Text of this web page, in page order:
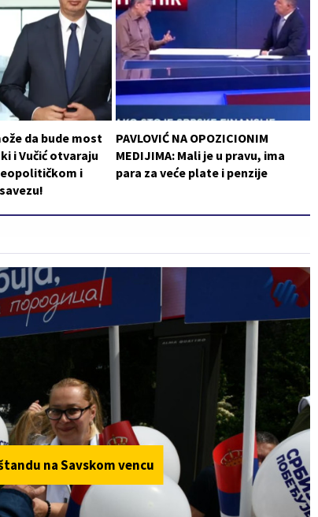
da bude most
i Vučić otvaraju
i
PAVLOVIĆ NA OPOZICIONIM
MEDIJIMA: Mali je u pravu, ima
para za veće plate i penzije
na Savskom vencu